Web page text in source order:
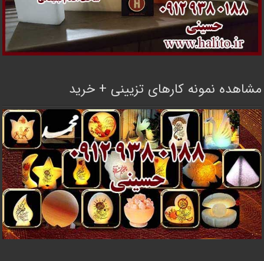
مشاهده نمونه کارهای تزیینی + خرید